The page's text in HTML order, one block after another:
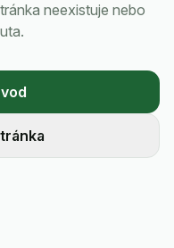
neexistuje nebo